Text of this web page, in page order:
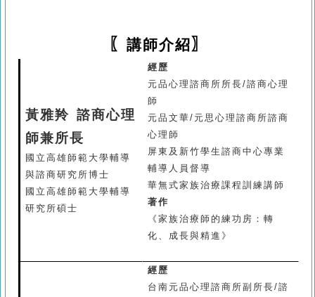
〖 講師介紹〗
黃雅羚 諮商心理
師兼所長
國立高雄師範大學輔導
與諮商研究所博士
國立高雄師範大學輔導
研究所碩士
經歷
元品心理諮商所所長/諮商心理
師
元品文華/ 元思心理諮商所諮商
心理師
屏東及新竹學生諮商中心專業
輔導人員督導
華無式家族治療課程訓練講師
著作
《家族治療師的練功房：轉
化、成長與精進》
經歷
台南元品心理諮商所副所長/諮